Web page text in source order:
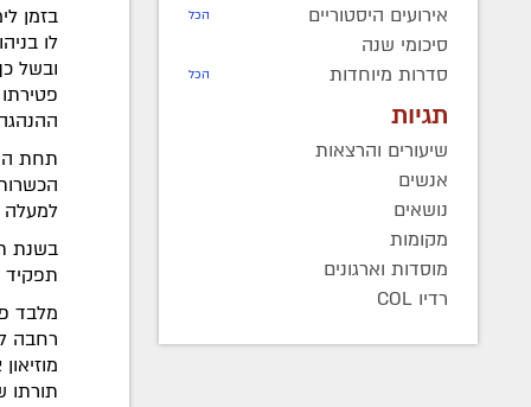
אירועים היסטוריים הכל
סיכומי שנה
סדרות מיוחדות
הכל
תגיות
שיעורים והרצאות
אנשים
נושאים
מקומות
מוסדות וארגונים
רדיו COL
בזמן
ובשל
תחת
למעלה מ-400 משגיחי כשרות
בשנת
תפקיד
מלבד
רחבה
תורתו